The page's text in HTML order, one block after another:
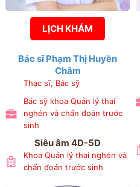
LỊCH KHÁM
Bác sĩ Phạm Thị Huyền
Châm
Thạc sĩ, Bác sỹ
Bác sỹ khoa Quản lý thai
nghén và chẩn đoán trước
sinh
Siêu âm 4D-5D
Khoa Quản lý thai nghén và
chẩn đoán trước sinh